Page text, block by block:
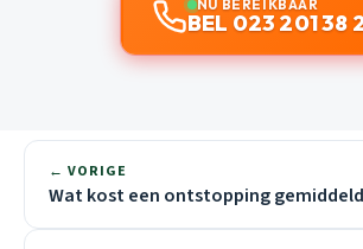
NU BEREIKBAAR
BEL 023 201 38
← VORIGE
Wat kost een ontstopping